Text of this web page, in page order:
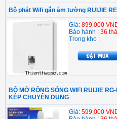
Bộ phát Wifi gắn âm tường RUIJIE
Giá: 899,000
Bảo hành : 36
Trong kho :
BỘ MỞ RỘNG SÓNG WIFI RUIJIE
KÉP CHUYÊN DỤNG
Giá: 599,000